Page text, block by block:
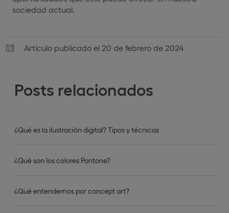
Posts relacionados
¿Qué es la ilustración digital? Tipos y técnicas
¿Qué son los colores Pantone?
¿Qué entendemos por concept art?
sociedad actual.
Artículo publicado el 20 de febrero de 2024